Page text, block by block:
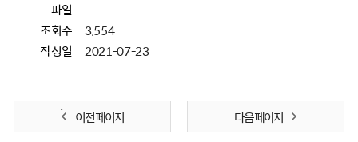
파일
조회수
3,554
작성일
2021-07-23
이전 페이지 다음 페이지